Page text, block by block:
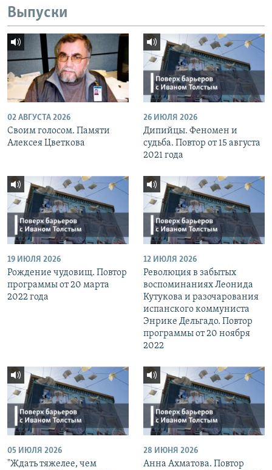
Выпуски
02 АВГУСТА 2026
Своим голосом. Памяти
Алексея Цветкова
26 ИЮЛЯ 2026
Дипийцы. Феномен и
судьба. Повтор от 15 августа
2021 года
19 ИЮЛЯ 2026
Рождение чудовищ. Повтор
программы от 20 марта
2022 года
12 ИЮЛЯ 2026
Революция в забытых
воспоминаниях Леонида
Кутукова и разочарования
испанского коммуниста
Энрике Дельгадо. Повтор
программы от 20 ноября
2022
05 ИЮЛЯ 2026
"Ждать тяжелее, чем
28 ИЮНЯ 2026
Анна Ахматова. Повтор